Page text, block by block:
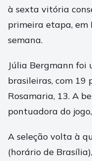
à sexta vitória
primeira etapa, em
semana.
Júlia Bergmann foi
brasileiras, com 19
Rosamaria, 13. A
pontuadora do
A seleção volta à
(horário de